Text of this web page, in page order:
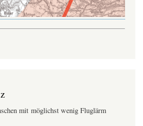
mit möglichst wenig Fluglärm